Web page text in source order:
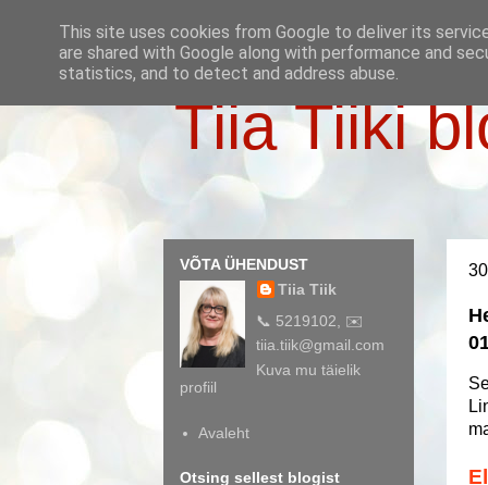
Tiia Tiiki
VÕTA ÜHENDUST
Tiia Tiik
📞 5219102, ✉️
tiia.tiik@gmail.com
Kuva mu täielik
profiil
Avaleht
Otsing sellest blogist
This site uses cookies from Google to deliver its
are shared with Google along with performance and
statistics, and to detect and address abuse.